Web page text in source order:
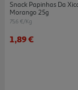
Snack Papinhas Da
Morango 25g
75.6 €/Kg
1,89 €